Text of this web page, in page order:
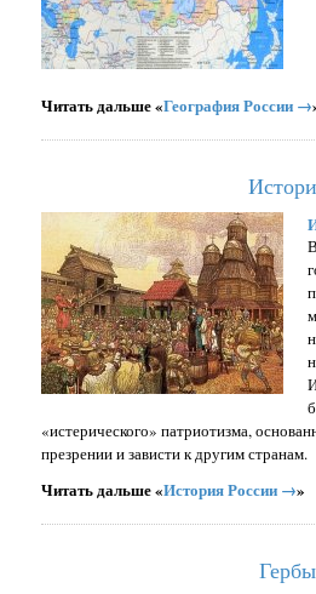
Читать дальше «География России →
«истерического» патриотизма,
презрении и зависти к другим странам.
Читать дальше «История России →»